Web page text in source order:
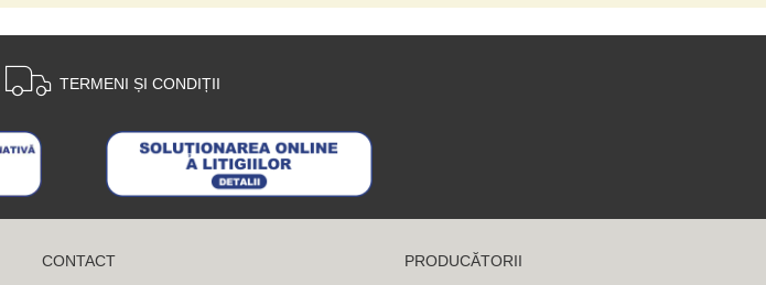
TERMENI ȘI CONDIȚII
CONTACT PRODUCĂTORII